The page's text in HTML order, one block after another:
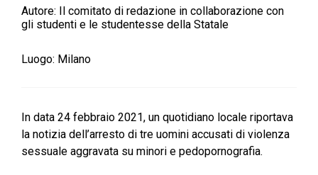
Autore: Il comitato di redazione in collaborazione con
gli studenti e le studentesse della Statale
Luogo: Milano
In data 24 febbraio 2021, un quotidiano locale riportava
la notizia dell’arresto di tre uomini accusati di violenza
sessuale aggravata su minori e pedopornografia.